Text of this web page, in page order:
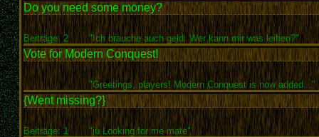
Do you need some money?
Beiträge: 2 "Ich brauche auch geld. Wer kann mir was leihen?"
Vote for Modern Conquest!
"Greetings, players! Modern Conquest is now added..."
{Went missing?}
Beiträge: 1 "ju Looking for me mate"